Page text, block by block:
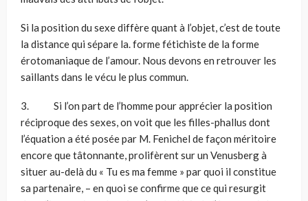
Si la position du sexe diffère quant à l’objet, c’est de toute
la distance qui sépare la. forme fétichiste de la forme
érotomaniaque de l’amour. Nous devons en retrouver les
saillants dans le vécu le plus commun.
3. Si l’on part de l’homme pour apprécier la position
réciproque des sexes, on voit que les filles-phallus dont
l’équation a été posée par M. Fenichel de façon méritoire
encore que tâtonnante, prolifèrent sur un Venusberg à
situer au-delà du « Tu es ma femme » par quoi il constitue
sa partenaire, – en quoi se confirme que ce qui resurgit